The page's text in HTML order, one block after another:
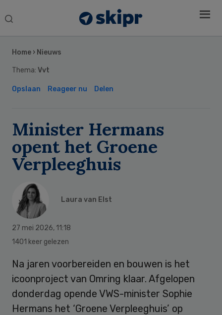
Search
Home › Nieuws
Thema: Vvt
Opslaan Reageer nu Delen
Minister Hermans
opent het Groene
Verpleeghuis
Laura van Elst
27 mei 2026, 11:18
1401 keer gelezen
Na jaren voorbereiden en bouwen is het
icoonproject van Omring klaar. Afgelopen
donderdag opende VWS-minister Sophie
Hermans het ‘Groene Verpleeghuis’ op
Sidebar